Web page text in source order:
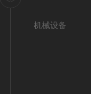
机械设备